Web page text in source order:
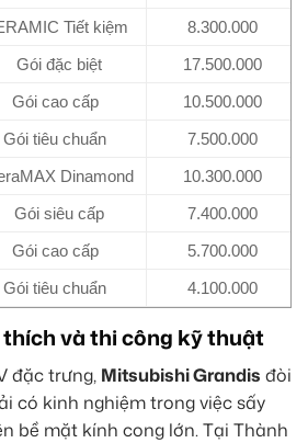
Tiết kiệm
8.300.000
Gói đặc biệt
17.500.000
Gói cao cấp
10.500.000
Gói tiêu chuẩn
7.500.000
Dinamond 10.300.000
Gói siêu cấp
7.400.000
Gói cao cấp
5.700.000
Gói tiêu chuẩn
4.100.000
và thi công kỹ thuật
đặc trưng, Mitsubishi Grandis đòi
có kinh nghiệm trong việc sấy
bề mặt kính cong lớn. Tại Thành